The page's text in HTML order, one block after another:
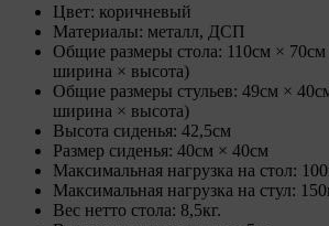
Цвет: коричневый
Материалы: металл, ДСП
Общие размеры стола: 110см ×
ширина × высота)
Общие размеры стульев: 49см ×
ширина × высота)
Высота сиденья: 42,5см
Размер сиденья: 40см × 40см
Максимальная нагрузка на стол:
Максимальная нагрузка на стул:
Вес нетто стола: 8,5кг.